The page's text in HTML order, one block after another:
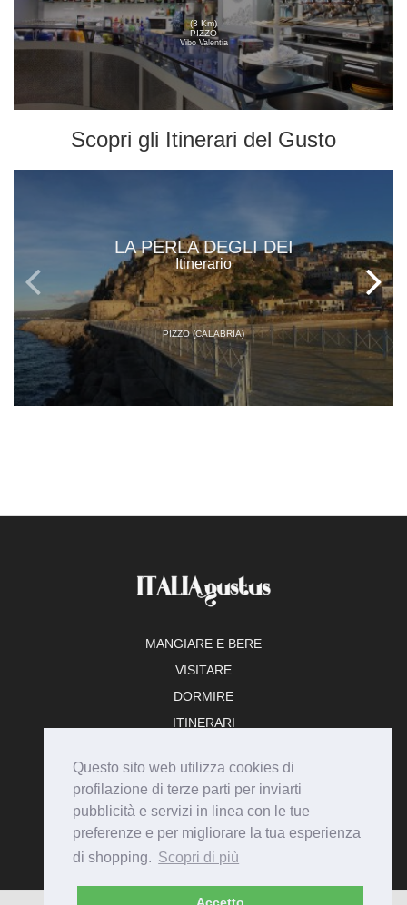
Questo sito web utilizza cookies di
profilazione di terze parti per inviarti
pubblicità e servizi in linea con le tue
preferenze e per migliorare la tua esperienza
di shopping. Scopri di più
(3 Km)
PIZZO
Vibo Valentia
Scopri gli Itinerari del Gusto
LA PERLA DEGLI DEI
Itinerario
PIZZO (CALABRIA)
MANGIARE E BERE
VISITARE
DORMIRE
ITINERARI
ADERISCI